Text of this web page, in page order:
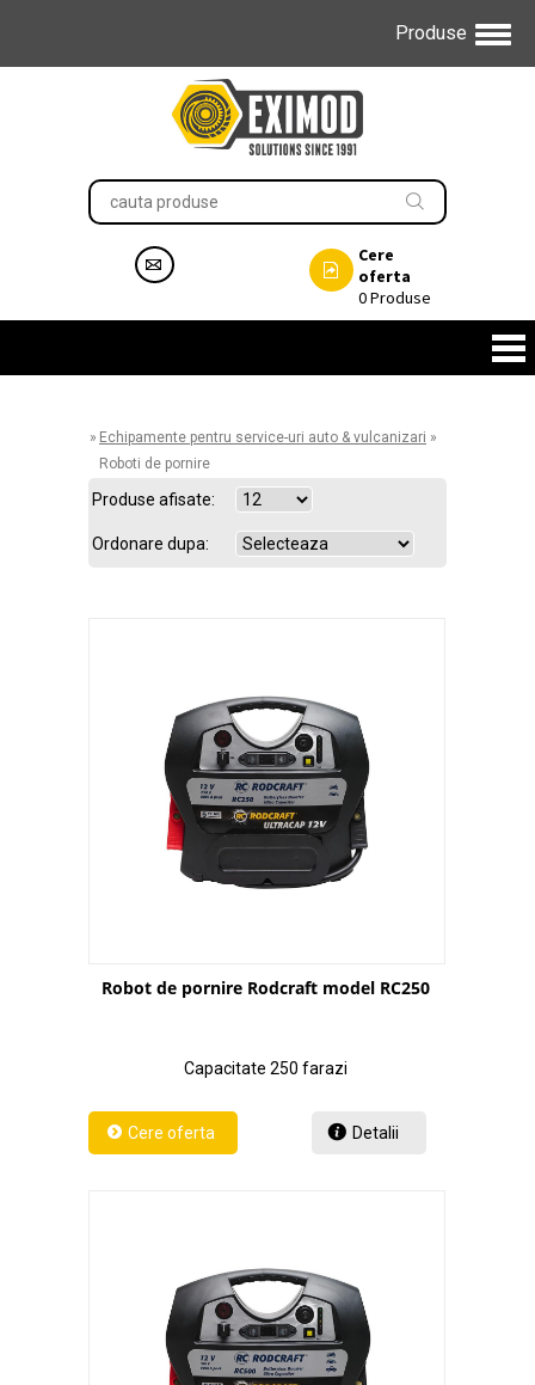
Produse
Cere
oferta
0Produse
» Echipamente pentru service-uri auto & vulcanizari »
Roboti de pornire
Produse afisate:
Ordonare dupa:
Robot de pornire Rodcraft model RC250
Capacitate 250 farazi
Detalii